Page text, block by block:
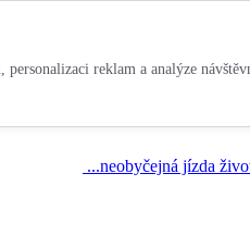
personalizaci reklam a analýze
...neobyčejná jízda